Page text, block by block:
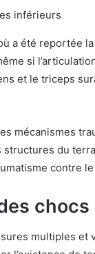
inférieurs
a été reportée
si
et le triceps
mécanismes
structures du
contre
chocs
multiples